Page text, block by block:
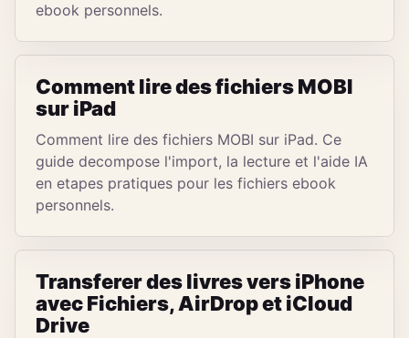
ebook personnels.
Comment lire des fichiers MOBI
sur iPad
Comment lire des fichiers MOBI sur iPad. Ce
guide decompose l'import, la lecture et l'aide IA
en etapes pratiques pour les fichiers ebook
personnels.
Transferer des livres vers iPhone
avec Fichiers, AirDrop et iCloud
Drive